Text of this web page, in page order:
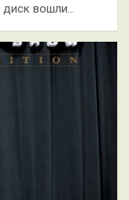
вошли…